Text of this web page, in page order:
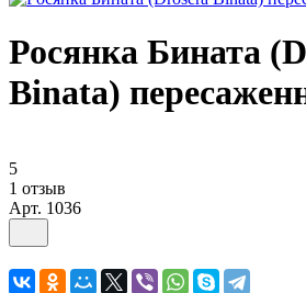
Росянка Бината
Binata)
5
1 отзыв
Арт. 1036